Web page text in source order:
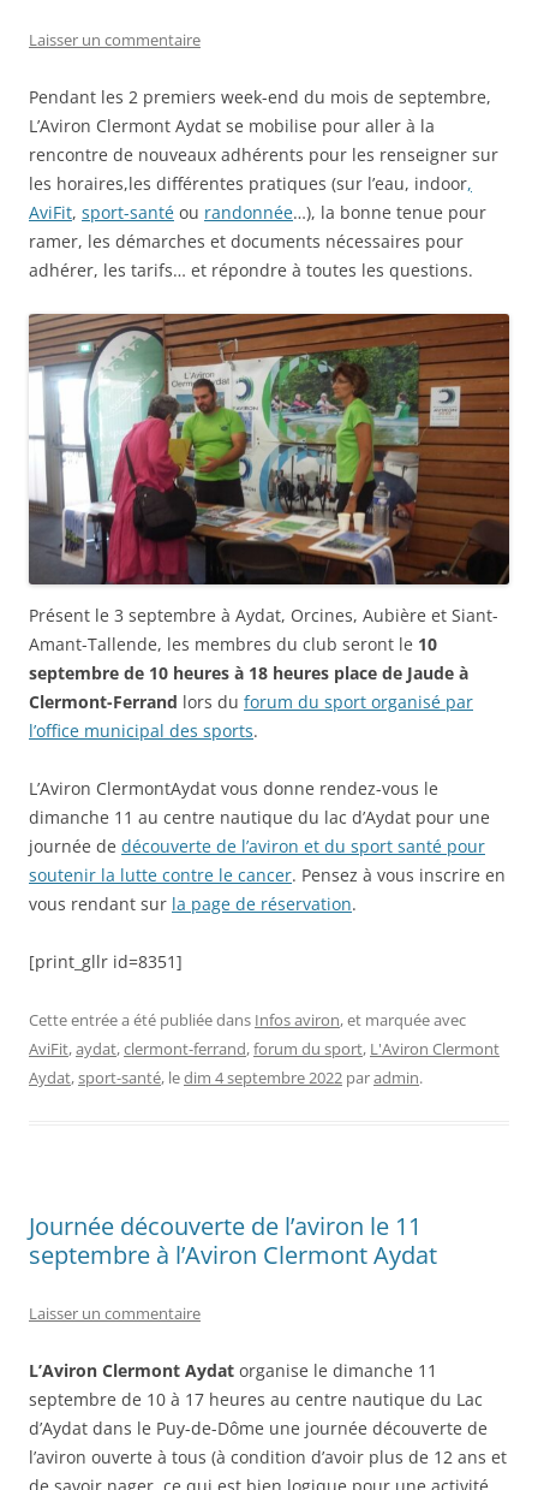
Laisser un commentaire
Pendant les 2 premiers week-end du mois de septembre,
L’Aviron Clermont Aydat se mobilise pour aller à la
rencontre de nouveaux adhérents pour les renseigner sur
les horaires,les différentes pratiques (sur l’eau, indoor,
AviFit, sport-santé ou randonnée…), la bonne tenue pour
ramer, les démarches et documents nécessaires pour
adhérer, les tarifs… et répondre à toutes les questions.
Présent le 3 septembre à Aydat, Orcines, Aubière et Siant-
Amant-Tallende, les membres du club seront le 10
septembre de 10 heures à 18 heures place de Jaude à
Clermont-Ferrand lors du forum du sport organisé par
l’office municipal des sports.
L’Aviron ClermontAydat vous donne rendez-vous le
dimanche 11 au centre nautique du lac d’Aydat pour une
journée de découverte de l’aviron et du sport santé pour
soutenir la lutte contre le cancer. Pensez à vous inscrire en
vous rendant sur la page de réservation.
[print_gllr id=8351]
Cette entrée a été publiée dans Infos aviron, et marquée avec
AviFit,aydat,clermont-ferrand,forum du sport, L'Aviron Clermont
Aydat,sport-santé, ledim 4 septembre 2022 paradmin.
Journée découverte de l’aviron le 11
septembre à l’Aviron Clermont Aydat
Laisser un commentaire
L’Aviron Clermont Aydat organise le dimanche 11
septembre de 10 à 17 heures au centre nautique du Lac
d’Aydat dans le Puy-de-Dôme une journée découverte de
l’aviron ouverte à tous (à condition d’avoir plus de 12 ans et